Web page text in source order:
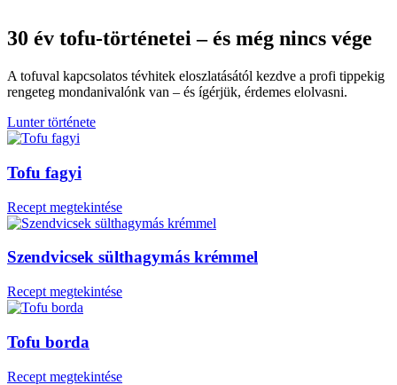
30 év tofu-történetei – és még nincs vége
A tofuval kapcsolatos tévhitek eloszlatásától kezdve a profi tippekig
rengeteg mondanivalónk van – és ígérjük, érdemes elolvasni.
Lunter története
Tofu fagyi
Recept megtekintése
Szendvicsek sülthagymás krémmel
Recept megtekintése
Tofu borda
Recept megtekintése